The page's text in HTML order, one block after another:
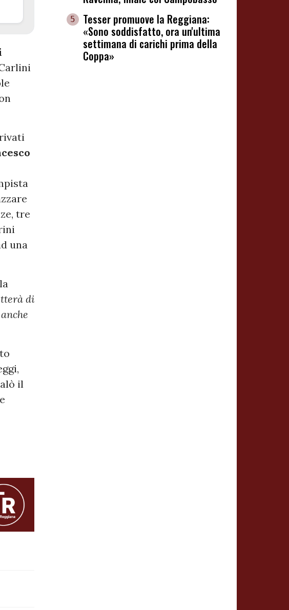
tre
una
di
il
5
Tesser promuove la Reggiana:
«Sono soddisfatto, ora un'ultima
settimana di carichi prima della
Coppa»